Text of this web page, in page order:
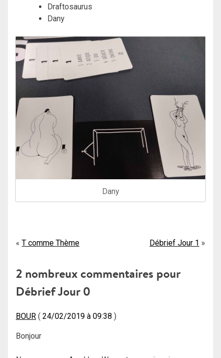
Draftosaurus
Dany
Dany
Navigation
l’article
T comme Thème Débrief Jour 1
2 nombreux commentaires pour
Débrief Jour 0
BOUR 24/02/2019 à 09:38
Bonjour